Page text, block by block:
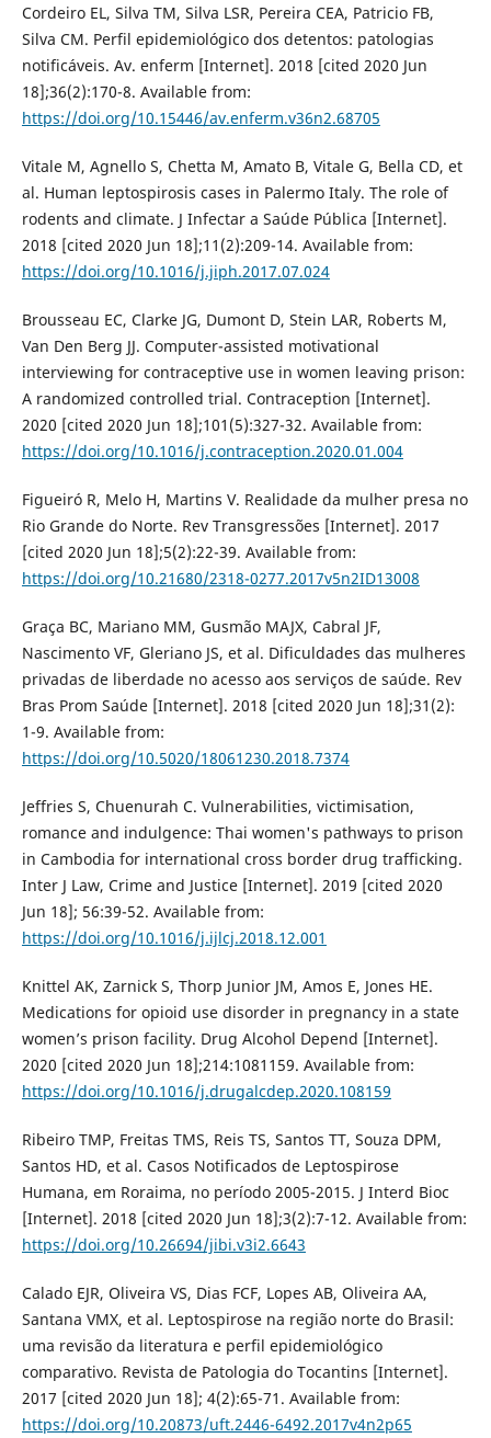
Cordeiro EL, Silva TM, Silva LSR, Pereira CEA, Patricio FB,
Silva CM. Perfil epidemiológico dos detentos: patologias
notificáveis. Av. enferm [Internet]. 2018 [cited 2020 Jun
18];36(2):170-8. Available from:
https://doi.org/10.15446/av.enferm.v36n2.68705
Vitale M, Agnello S, Chetta M, Amato B, Vitale G, Bella CD, et
al. Human leptospirosis cases in Palermo Italy. The role of
rodents and climate. J Infectar a Saúde Pública [Internet].
2018 [cited 2020 Jun 18];11(2):209-14. Available from:
https://doi.org/10.1016/j.jiph.2017.07.024
Brousseau EC, Clarke JG, Dumont D, Stein LAR, Roberts M,
Van Den Berg JJ. Computer-assisted motivational
interviewing for contraceptive use in women leaving prison:
A randomized controlled trial. Contraception [Internet].
2020 [cited 2020 Jun 18];101(5):327-32. Available from:
https://doi.org/10.1016/j.contraception.2020.01.004
Figueiró R, Melo H, Martins V. Realidade da mulher presa no
Rio Grande do Norte. Rev Transgressões [Internet]. 2017
[cited 2020 Jun 18];5(2):22-39. Available from:
https://doi.org/10.21680/2318-0277.2017v5n2ID13008
Graça BC, Mariano MM, Gusmão MAJX, Cabral JF,
Nascimento VF, Gleriano JS, et al. Dificuldades das mulheres
privadas de liberdade no acesso aos serviços de saúde. Rev
Bras Prom Saúde [Internet]. 2018 [cited 2020 Jun 18];31(2):
1-9. Available from:
https://doi.org/10.5020/18061230.2018.7374
Jeffries S, Chuenurah C. Vulnerabilities, victimisation,
romance and indulgence: Thai women's pathways to prison
in Cambodia for international cross border drug trafficking.
Inter J Law, Crime and Justice [Internet]. 2019 [cited 2020
Jun 18]; 56:39-52. Available from:
https://doi.org/10.1016/j.ijlcj.2018.12.001
Knittel AK, Zarnick S, Thorp Junior JM, Amos E, Jones HE.
Medications for opioid use disorder in pregnancy in a state
women’s prison facility. Drug Alcohol Depend [Internet].
2020 [cited 2020 Jun 18];214:1081159. Available from:
https://doi.org/10.1016/j.drugalcdep.2020.108159
Ribeiro TMP, Freitas TMS, Reis TS, Santos TT, Souza DPM,
Santos HD, et al. Casos Notificados de Leptospirose
Humana, em Roraima, no período 2005-2015. J Interd Bioc
[Internet]. 2018 [cited 2020 Jun 18];3(2):7-12. Available from:
https://doi.org/10.26694/jibi.v3i2.6643
Calado EJR, Oliveira VS, Dias FCF, Lopes AB, Oliveira AA,
Santana VMX, et al. Leptospirose na região norte do Brasil:
uma revisão da literatura e perfil epidemiológico
comparativo. Revista de Patologia do Tocantins [Internet].
2017 [cited 2020 Jun 18]; 4(2):65-71. Available from:
https://doi.org/10.20873/uft.2446-6492.2017v4n2p65